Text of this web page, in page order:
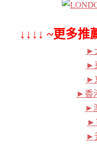
↓↓↓↓ ~更多推
►
►
►
►香
►
►
►